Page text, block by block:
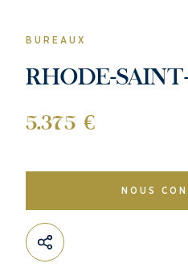
BUREAUX
RHODE-
5.375 €
NOUS